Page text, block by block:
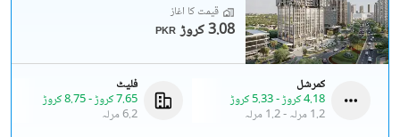
قیمت کا آغاز
PKR 3.08 کروڑ
کمرشل
4.18 کروڑ
-5.33 کروڑ
1.2 مرلہ
-1.2 مرلہ
فلیٹ
7.65 کروڑ
-8.75 کروڑ
6.2 مرلہ